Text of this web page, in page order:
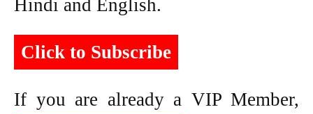
Hindi and English.
Click to Subscribe
If you are already a VIP Member,